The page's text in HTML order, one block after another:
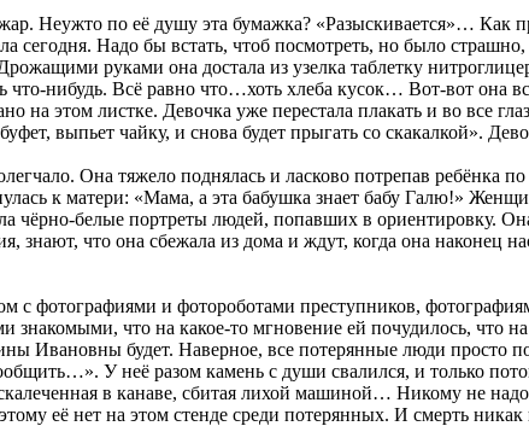
Неужто по её душу эта бумажка? «Разыскивается»… Как
сегодня. Надо бы встать, чтоб посмотреть, но было
руками она достала из узелка таблетку
нибудь. Всё равно что…хоть хлеба кусок… Вот-вот она
на этом листке. Девочка уже перестала плакать и во все
выпьет чайку, и снова будет прыгать со скакалкой».
Она тяжело поднялась и ласково потрепав
к матери: «Мама, а эта бабушка знает бабу Галю!»
чёрно-белые портреты людей, попавших в ориентировку.
знают, что она сбежала из дома и ждут, когда она
с фотографиями и фотороботами преступников,
знакомыми, что на какое-то мгновение ей почудилось, что
Ивановны будет. Наверное, все потерянные люди просто
У неё разом камень с души свалился, и только
в канаве, сбитая лихой машиной… Никому не
её нет на этом стенде среди потерянных. И смерть